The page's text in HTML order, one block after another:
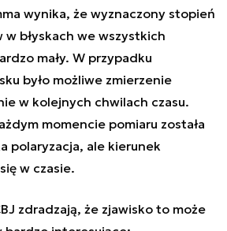
wynika, że wyznaczony stopień
błyskach we wszystkich
mały. W przypadku
było możliwe zmierzenie
w kolejnych chwilach czasu.
momencie pomiaru została
polaryzacja, ale kierunek
w czasie.
zdradzają, że zjawisko to może